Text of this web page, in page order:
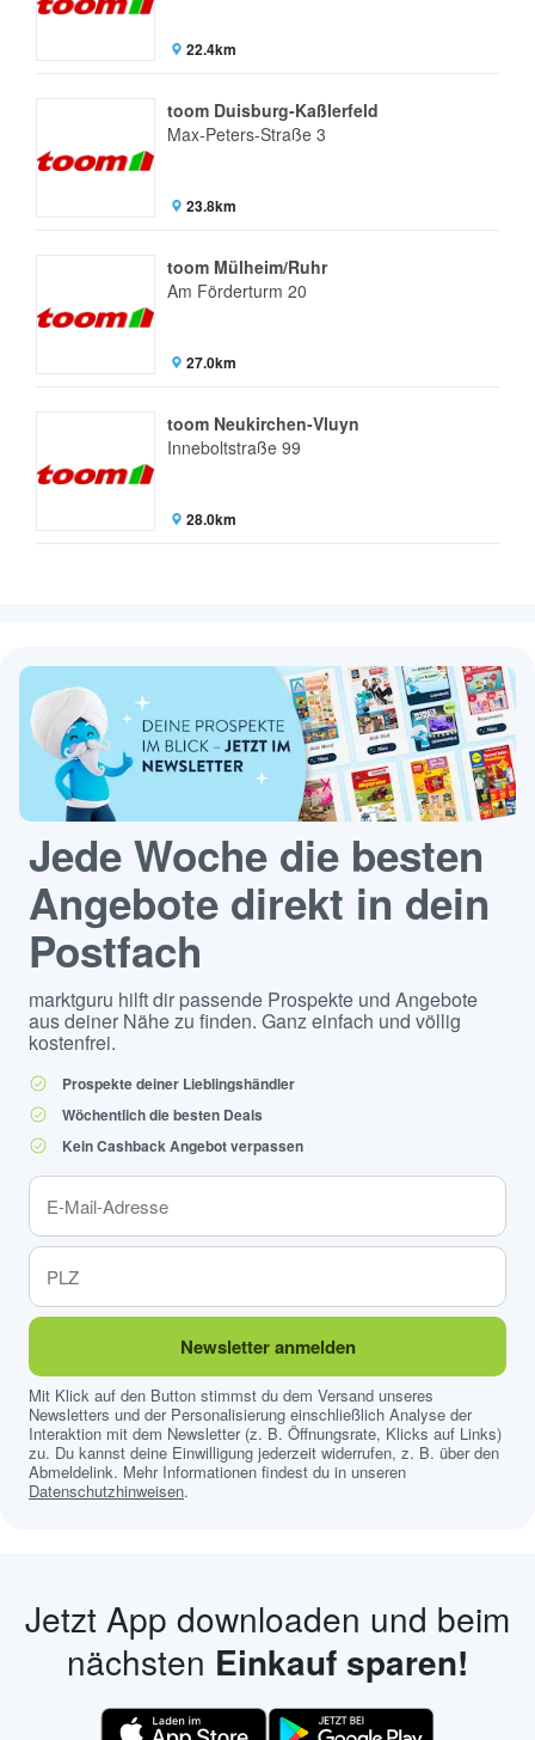
22.4km
toom Duisburg-Kaßlerfeld
Max-Peters-Straße 3
23.8km
toom Mülheim/Ruhr
Am Förderturm 20
27.0km
toom Neukirchen-Vluyn
Inneboltstraße 99
28.0km
Jede Woche die besten
Angebote direkt in dein
Postfach
marktguru hilft dir passende Prospekte und Angebote
aus deiner Nähe zu finden. Ganz einfach und völlig
kostenfrei.
Prospekte deiner Lieblingshändler
Wöchentlich die besten Deals
Kein Cashback Angebot verpassen
Newsletter anmelden
Mit Klick auf den Button stimmst du dem Versand unseres
Newsletters und der Personalisierung einschließlich Analyse der
Interaktion mit dem Newsletter (z. B. Öffnungsrate, Klicks auf Links)
zu. Du kannst deine Einwilligung jederzeit widerrufen, z. B. über den
Abmeldelink. Mehr Informationen findest du in unseren
Datenschutzhinweisen.
Jetzt App downloaden und beim
nächsten Einkauf sparen!